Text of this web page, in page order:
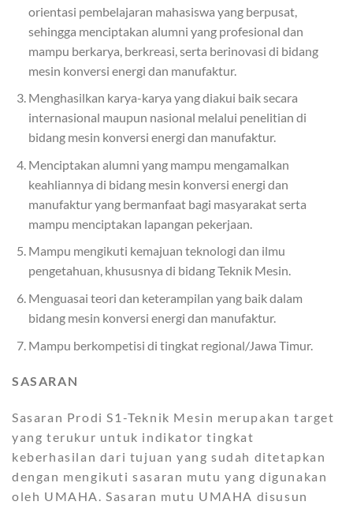
orientasi pembelajaran mahasiswa yang berpusat,
sehingga menciptakan alumni yang profesional dan
mampu berkarya, berkreasi, serta berinovasi di bidang
mesin konversi energi dan manufaktur.
Menghasilkan karya-karya yang diakui baik secara
internasional maupun nasional melalui penelitian di
bidang mesin konversi energi dan manufaktur.
Menciptakan alumni yang mampu mengamalkan
keahliannya di bidang mesin konversi energi dan
manufaktur yang bermanfaat bagi masyarakat serta
mampu menciptakan lapangan pekerjaan.
Mampu mengikuti kemajuan teknologi dan ilmu
pengetahuan, khususnya di bidang Teknik Mesin.
Menguasai teori dan keterampilan yang baik dalam
bidang mesin konversi energi dan manufaktur.
Mampu berkompetisi di tingkat regional/Jawa Timur.
SASARAN
Sasaran Prodi S1-Teknik Mesin merupakan target
yang terukur untuk indikator tingkat
keberhasilan dari tujuan yang sudah ditetapkan
dengan mengikuti sasaran mutu yang digunakan
oleh UMAHA. Sasaran mutu UMAHA disusun